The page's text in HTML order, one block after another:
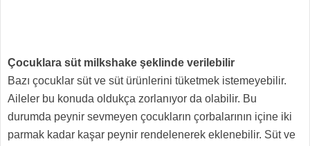
Çocuklara süt milkshake şeklinde verilebilir
Bazı çocuklar süt ve süt ürünlerini tüketmek istemeyebilir.
Aileler bu konuda oldukça zorlanıyor da olabilir. Bu
durumda peynir sevmeyen çocukların çorbalarının içine iki
parmak kadar kaşar peynir rendelenerek eklenebilir. Süt ve